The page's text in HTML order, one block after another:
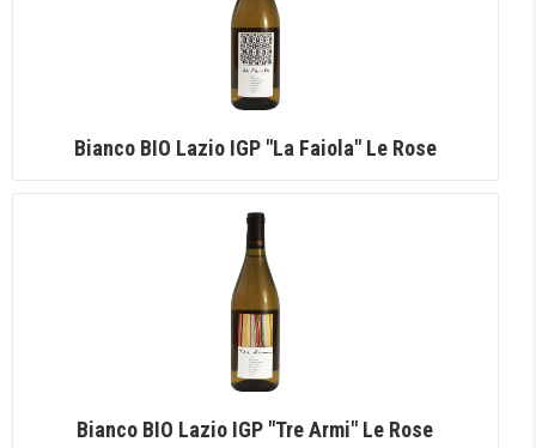
Bianco BIO Lazio IGP "La Faiola" Le Rose
Bianco BIO Lazio IGP "Tre Armi" Le Rose